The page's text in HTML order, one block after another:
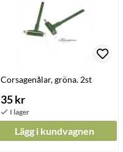
Corsagenålar, gröna. 2st
35 kr
Lägg i kundvagnen